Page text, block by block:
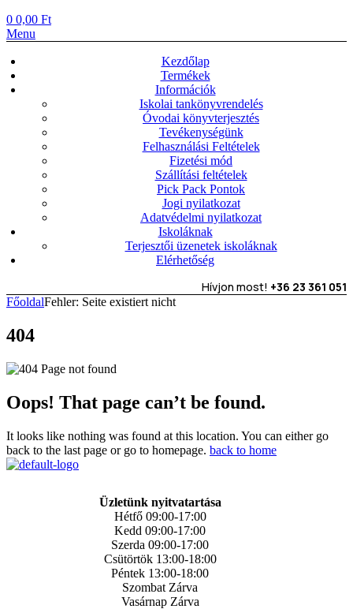
0 0,00 Ft
Menu
Kezdőlap
Termékek
Információk
Iskolai tankönyvrendelés
Óvodai könyvterjesztés
Tevékenységünk
Felhasználási Feltételek
Fizetési mód
Szállítási feltételek
Pick Pack Pontok
Jogi nyilatkozat
Adatvédelmi nyilatkozat
Iskoláknak
Terjesztői üzenetek iskoláknak
Elérhetőség
Hívjon most! +36 23 361 051
FőoldalFehler: Seite existiert nicht
404
Oops! That page can’t be found.
It looks like nothing was found at this location. You can either go
back to the last page or go to homepage. back to home
Üzletünk nyitvatartása
Hétfő 09:00-17:00
Kedd 09:00-17:00
Szerda 09:00-17:00
Csütörtök 13:00-18:00
Péntek 13:00-18:00
Szombat Zárva
Vasárnap Zárva